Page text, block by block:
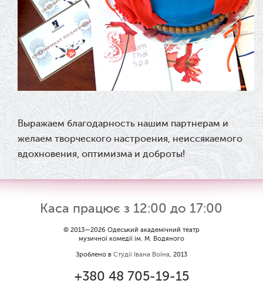
26.03.2026
Божевільна родина — 24 та 26
квітня
25.03.2026
Нам — 79!
17.03.2026
Зелене світло твого дозвілля
11.03.2026
Результати конкурсу
Выражаем благодарность нашим партнерам и
желаем творческого настроения, неиссякаемого
вдохновения, оптимизма и доброты!
Каса працює з 12:00 до 17:00
© 2013—2026 Одеський академічний театр
музичної комедії ім. М. Водяного
Зроблено в Студії Івана Воїна, 2013
+380 48 705-19-15